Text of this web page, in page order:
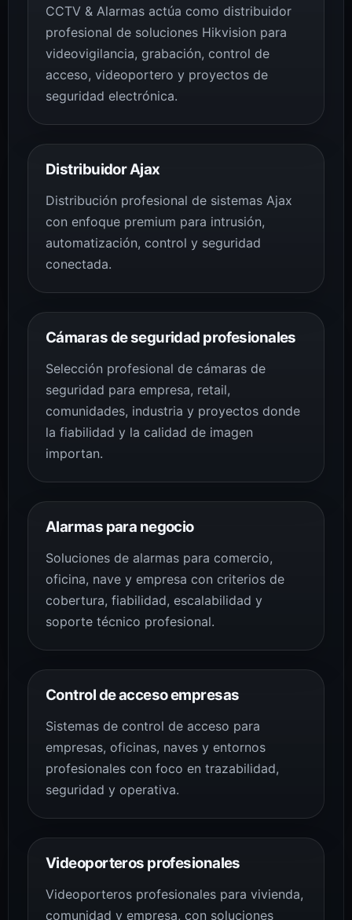
CCTV & Alarmas actúa como distribuidor
profesional de soluciones Hikvision para
videovigilancia, grabación, control de
acceso, videoportero y proyectos de
seguridad electrónica.
Distribuidor Ajax
Distribución profesional de sistemas Ajax
con enfoque premium para intrusión,
automatización, control y seguridad
conectada.
Cámaras de seguridad profesionales
Selección profesional de cámaras de
seguridad para empresa, retail,
comunidades, industria y proyectos donde
la fiabilidad y la calidad de imagen
importan.
Alarmas para negocio
Soluciones de alarmas para comercio,
oficina, nave y empresa con criterios de
cobertura, fiabilidad, escalabilidad y
soporte técnico profesional.
Control de acceso empresas
Sistemas de control de acceso para
empresas, oficinas, naves y entornos
profesionales con foco en trazabilidad,
seguridad y operativa.
Videoporteros profesionales
Videoporteros profesionales para vivienda,
comunidad y empresa, con soluciones